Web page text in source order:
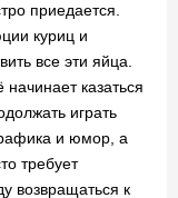
приедается.
куриц и
все эти яйца.
казаться
играть
и юмор, а
требует
возвращаться к